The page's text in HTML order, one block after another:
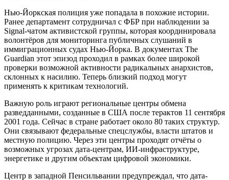
Нью-Йоркская полиция уже попадала в похожие истории.
Ранее департамент сотрудничал с ФБР при наблюдении за
Signal-чатом активистской группы, которая координировала
волонтёров для мониторинга публичных слушаний в
иммиграционных судах Нью-Йорка. В документах The
Guardian этот эпизод проходил в рамках более широкой
проверки возможной активности радикальных анархистов,
склонных к насилию. Теперь близкий подход могут
применять к критикам технологий.
Важную роль играют региональные центры обмена
разведданными, созданные в США после терактов 11 сентября
2001 года. Сейчас в стране работает около 80 таких структур.
Они связывают федеральные спецслужбы, власти штатов и
местную полицию. Через эти центры проходят отчёты о
возможных угрозах дата-центрам, ИИ-инфраструктуре,
энергетике и другим объектам цифровой экономики.
Центр в западной Пенсильвании предупреждал, что дата-